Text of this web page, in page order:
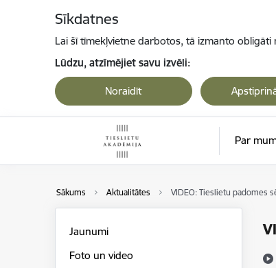
Sīkdatnes
Lai šī tīmekļvietne darbotos, tā izmanto
Lūdzu, atzīmējiet savu izvēli:
Noraidīt
Par
Sākums Aktualitātes VIDEO: Tieslietu padomes
Jaunumi
Foto un video